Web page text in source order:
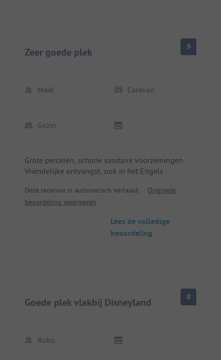
Zeer goede plek 9
Maik Caravan
Gezin
Grote percelen, schone sanitaire voorzieningen
Vriendelijke ontvangst, ook in het Engels
Je moet zelf beslissen of je met de bus of auto
naar Disneyland gaat, voor ons was het met vier
Deze recensie is automatisch vertaald.
Originele
beoordeling weergeven
Lees de volledige
beoordeling
Goede plek vlakbij Disneyland 8
Roko